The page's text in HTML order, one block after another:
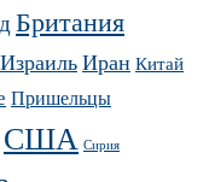
Британия
ИзраильИран Китай
Пришельцы
США Сирия